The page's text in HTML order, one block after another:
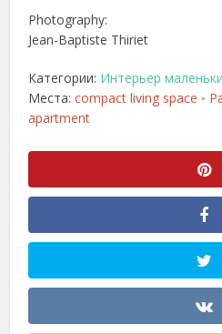
Photography:
Jean-Baptiste Thiriet
Категории: Интерьер
Места:compact living space •
apartment